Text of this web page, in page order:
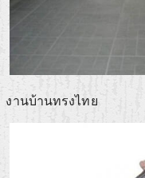
งานบ้านทรงไทย